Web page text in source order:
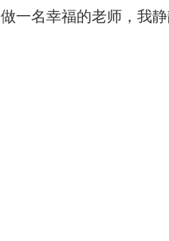
做一名幸福的老师，我